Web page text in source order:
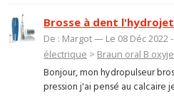
Brosse à dent
De : Margot — Le 08 Déc 2022
électrique > Braun oral B
Bonjour, mon hydropulseur
pression j'ai pensé au calcaire